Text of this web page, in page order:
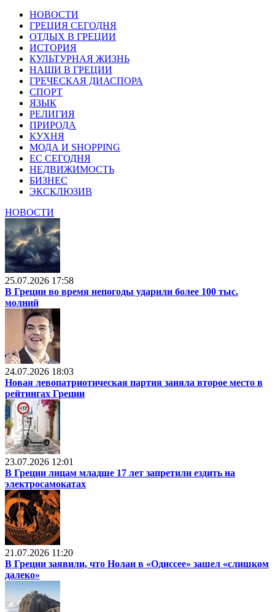
НОВОСТИ
ГРЕЦИЯ СЕГОДНЯ
ОТДЫХ В ГРЕЦИИ
ИСТОРИЯ
КУЛЬТУРНАЯ ЖИЗНЬ
НАШИ В ГРЕЦИИ
ГРЕЧЕСКАЯ ДИАСПОРА
СПОРТ
ЯЗЫК
РЕЛИГИЯ
ПРИРОДА
КУХНЯ
МОДА И SHOPPING
ЕС СЕГОДНЯ
НЕДВИЖИМОСТЬ
БИЗНЕС
ЭКСКЛЮЗИВ
НОВОСТИ
25.07.2026 17:58
В Греции во время непогоды ударили более 100 тыс.
молний
24.07.2026 18:03
Новая левопатриотическая партия заняла второе место в
рейтингах Греции
23.07.2026 12:01
В Греции лицам младше 17 лет запретили ездить на
электросамокатах
21.07.2026 11:20
В Греции заявили, что Нолан в «Одиссее» зашел «слишком
далеко»